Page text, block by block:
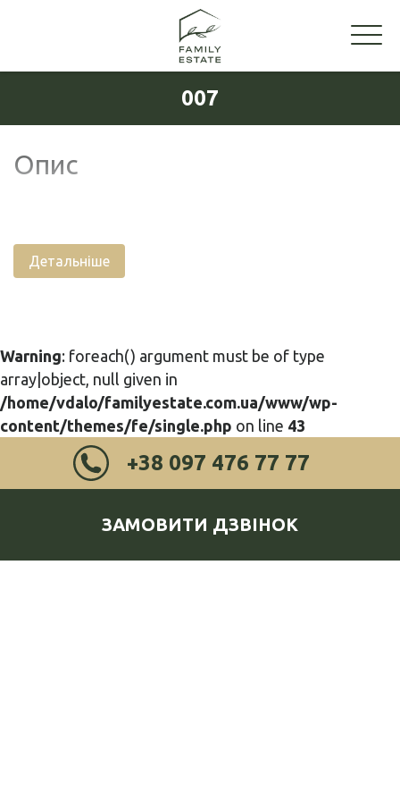
007
Опис
Детальніше
Warning: foreach() argument must be of type
array|object, null given in
/home/vdalo/familyestate.com.ua/www/wp-
content/themes/fe/single.php on line 43
+38 097 476 77 77
ЗАМОВИТИ ДЗВІНОК